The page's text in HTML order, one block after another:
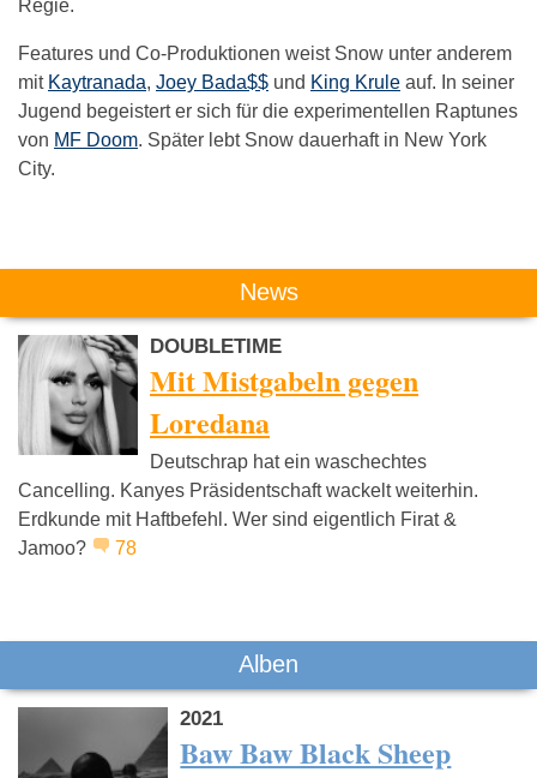
Regie.
Features und Co-Produktionen weist Snow unter anderem
mit Kaytranada, Joey Bada$$ und King Krule auf. In seiner
Jugend begeistert er sich für die experimentellen Raptunes
von MF Doom. Später lebt Snow dauerhaft in New York
City.
Das könnte Dich auch interessieren:
Juju Pashanim
News
DOUBLETIME
Mit Mistgabeln gegen
Loredana
Deutschrap hat ein waschechtes
Cancelling. Kanyes Präsidentschaft wackelt weiterhin.
Erdkunde mit Haftbefehl. Wer sind eigentlich Firat &
Jamoo?
78
Alben
2021
Baw Baw Black Sheep